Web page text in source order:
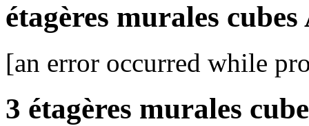
étagères murales
[an error occurred while
3 étagères murales